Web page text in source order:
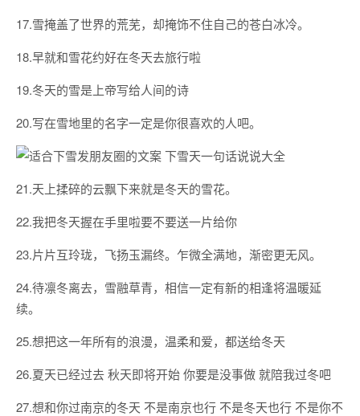
17.雪掩盖了世界的荒芜，却掩饰不住自己的苍白冰冷。
18.早就和雪花约好在冬天去旅行啦
19.冬天的雪是上帝写给人间的诗
20.写在雪地里的名字一定是你很喜欢的人吧。
21.天上揉碎的云飘下来就是冬天的雪花。
22.我把冬天握在手里啦要不要送一片给你
23.片片互玲珑，飞扬玉漏终。乍微全满地，渐密更无风。
24.待凛冬离去，雪融草青，相信一定有新的相逢将温暖延
续。
25.想把这一年所有的浪漫，温柔和爱，都送给冬天
26.夏天已经过去 秋天即将开始 你要是没事做 就陪我过冬吧
27.想和你过南京的冬天 不是南京也行 不是冬天也行 不是你不